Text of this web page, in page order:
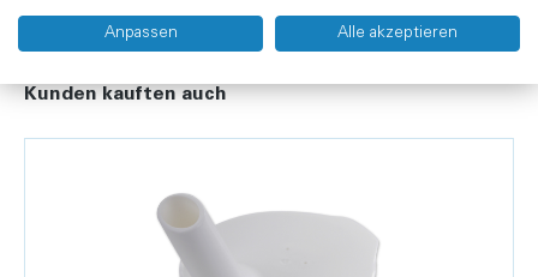
Kunden kauften auch
Anpassen Alle akzeptieren